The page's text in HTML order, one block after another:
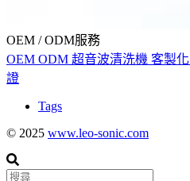
OEM / ODM服務
OEM ODM 超音波清洗機 客製化
證
Tags
© 2025 www.leo-sonic.com